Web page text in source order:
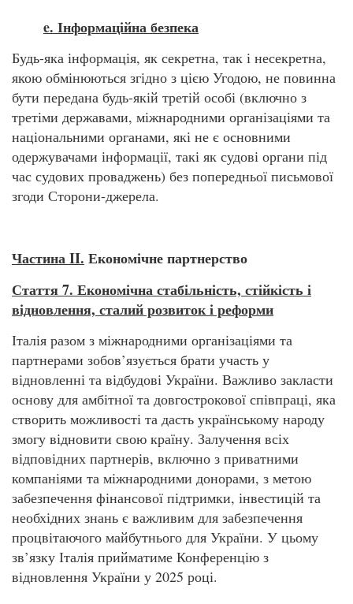
e. Інформаційна безпека
Будь-яка інформація, як секретна, так і несекретна,
якою обмінюються згідно з цією Угодою, не повинна
бути передана будь-якій третій особі (включно з
третіми державами, міжнародними організаціями та
національними органами, які не є основними
одержувачами інформації, такі як судові органи під
час судових проваджень) без попередньої письмової
згоди Сторони-джерела.
Частина II. Економічне партнерство
Стаття 7. Економічна стабільність, стійкість і
відновлення, сталий розвиток і реформи
Італія разом з міжнародними організаціями та
партнерами зобов’язується брати участь у
відновленні та відбудові України. Важливо закласти
основу для амбітної та довгострокової співпраці, яка
створить можливості та дасть українському народу
змогу відновити свою країну. Залучення всіх
відповідних партнерів, включно з приватними
компаніями та міжнародними донорами, з метою
забезпечення фінансової підтримки, інвестицій та
необхідних знань є важливим для забезпечення
процвітаючого майбутнього для України. У цьому
зв’язку Італія прийматиме Конференцію з
відновлення України у 2025 році.